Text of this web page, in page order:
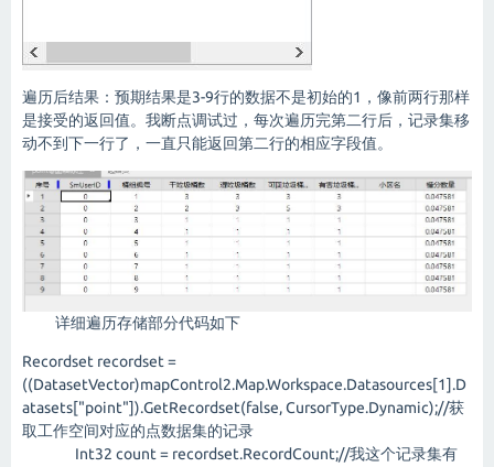
遍历后结果：预期结果是3-9行的数据不是初始的1，像前两行那样
是接受的返回值。我断点调试过，每次遍历完第二行后，记录集移
动不到下一行了，一直只能返回第二行的相应字段值。
详细遍历存储部分代码如下
Recordset recordset =
((DatasetVector)mapControl2.Map.Workspace.Datasources[1].D
atasets["point"]).GetRecordset(false, CursorType.Dynamic);//获
取工作空间对应的点数据集的记录
Int32 count = recordset.RecordCount;//我这个记录集有